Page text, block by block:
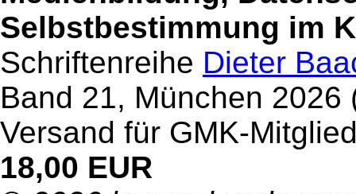
Selbstbestimmung im
Schriftenreihe Dieter
Band 21, München
Versand für GMK-
18,00 EUR